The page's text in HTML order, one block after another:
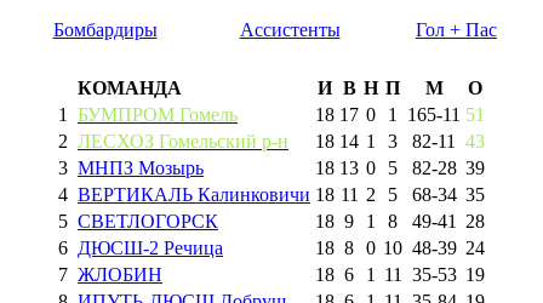
Бомбардиры Ассистенты Гол + Пас
КОМАНДА И В Н П М
О
1
БУМПРОМ Гомель 18 17 0 1 165-11 51
2 ЛЕСХОЗ Гомельский р-н 18 14 1 3 82-11
43
3 МНПЗ Мозырь 18 13 0 5 82-28 39
4 ВЕРТИКАЛЬ Калинковичи 18 11 2 5 68-34 35
5 СВЕТЛОГОРСК 18 9 1 8 49-41
28
6 ДЮСШ-2 Речица 18 8 0 10 48-39 24
7 ЖЛОБИН 18 6 1 11 35-53 19